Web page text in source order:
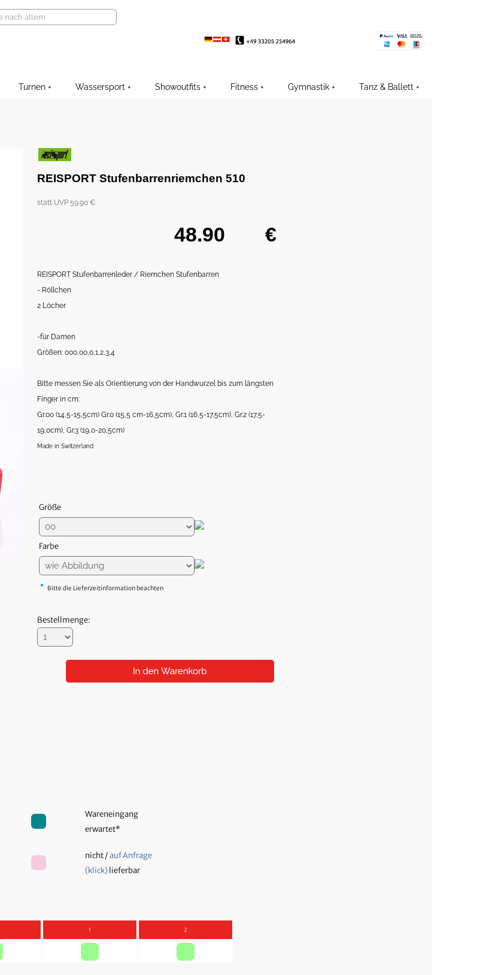
EE
Turnen Wassersport Showoutfits Fitness Gymnastik Tanz & Ballett
REISPORT Stufenbarrenriemchen 510
statt UVP 59.90 €
€
REISPORT Stufenbarrenleder / Riemchen Stufenbarren
- Röllchen
2 Löcher
-für Damen
Größen: 000,00,0,1,2,3,4
Bitte messen Sie als Orientierung von der Handwurzel bis zum längsten
Finger in cm:
Gr.00 (14,5-15,5cm) Gr.0 (15,5 cm-16,5cm), Gr.1 (16,5-17,5cm), Gr.2 (17,5-
19,0cm), Gr.3 (19,0-20,5cm)
Made in Switzerland
Größe
Farbe
• Bitte die Lieferzeitinformation beachten
Bestellmenge:
Wareneingang
erwartet*
nicht /auf Anfrage
(klick)lieferbar
1 2